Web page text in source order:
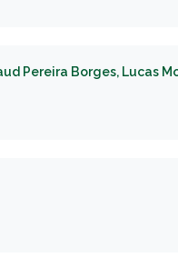
Pereira Borges, Lucas